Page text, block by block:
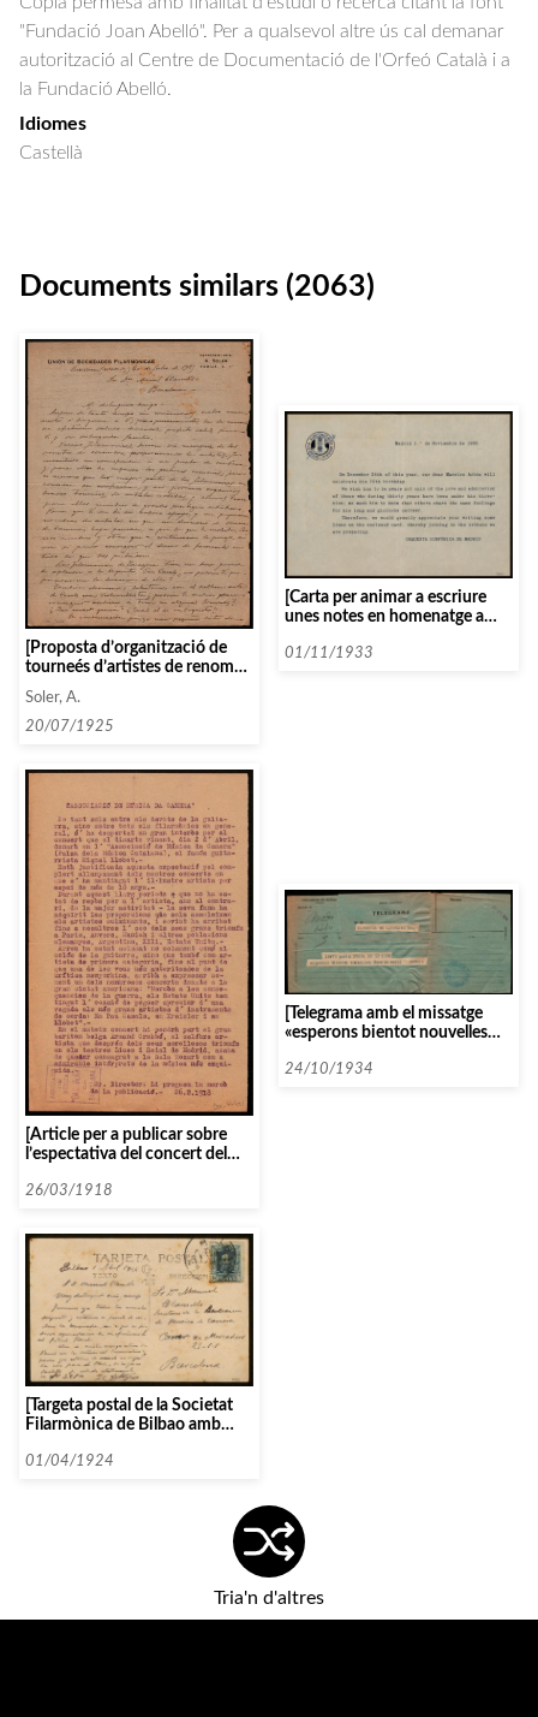
"Fundació Joan Abelló". Per a qualsevol altre ús cal demanar
autorització al Centre de Documentació de l'Orfeó Català i a
la Fundació Abelló.
Idiomes
Castellà
Documents similars (2063)
[Proposta d’organització de
tourneés d’artistes de renom
filharmòniques]
Soler, A.
20/07/1925
[Carta per animar a escriure
unes notes en homenatge a
01/11/1933
[Article per a publicar sobre
l’espectativa del concert del
Palau]
26/03/1918
[Telegrama amb el missatge
«esperons bientot nouvelles
24/10/1934
[Targeta postal de la Societat
Filarmònica de Bilbao amb
01/04/1924
Tria'n d'altres